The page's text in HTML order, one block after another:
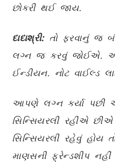
છોકરી થઈ જાય.
દાદાશ્રી:તો ફરવાનું જ
લગ્ન જ કરવું જોઈએ.
ઈન્ડીયન. નોટ વાઈલ્ડ
આપણે લગ્ન કર્યા પછી
સિન્સિયરલી રહીએ
સિન્સિયરલી રહેવું હોય
માણસની ફ્રેન્ડશીપ